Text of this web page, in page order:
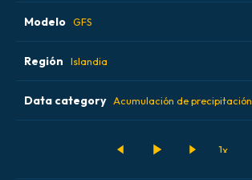
2026-08-08 00 UTC
2026-08-08 06 UTC
2026-08-08 12 UTC
Modelo GFS
ALADIN CZ 2.3 km
ECMWF AIFS 0.25° [IA]
Región Islandia
Alemania
Data category Acumulación de precipitación